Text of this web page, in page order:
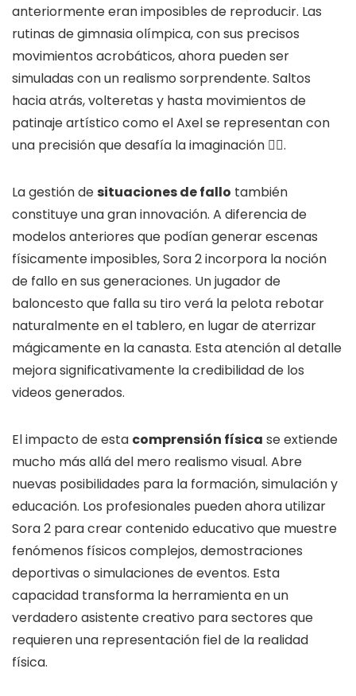
anteriormente eran imposibles de reproducir. Las
rutinas de gimnasia olímpica, con sus precisos
movimientos acrobáticos, ahora pueden ser
simuladas con un realismo sorprendente. Saltos
hacia atrás, volteretas y hasta movimientos de
patinaje artístico como el Axel se representan con
una precisión que desafía la imaginación 🤸‍♀️.
La gestión desituaciones de fallo también
constituye una gran innovación. A diferencia de
modelos anteriores que podían generar escenas
físicamente imposibles, Sora 2 incorpora la noción
de fallo en sus generaciones. Un jugador de
baloncesto que falla su tiro verá la pelota rebotar
naturalmente en el tablero, en lugar de aterrizar
mágicamente en la canasta. Esta atención al detalle
mejora significativamente la credibilidad de los
videos generados.
El impacto de esta comprensión física se extiende
mucho más allá del mero realismo visual. Abre
nuevas posibilidades para la formación, simulación y
educación. Los profesionales pueden ahora utilizar
Sora 2 para crear contenido educativo que muestre
fenómenos físicos complejos, demostraciones
deportivas o simulaciones de eventos. Esta
capacidad transforma la herramienta en un
verdadero asistente creativo para sectores que
requieren una representación fiel de la realidad
física.